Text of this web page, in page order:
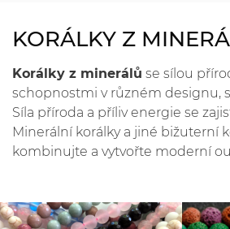
KORÁLKY Z
Korálky z minerálů se sílou
schopnostmi v různém designu,
Síla příroda a příliv energie se
Minerální korálky a jiné bižuterní
kombinujte a vytvořte moderní